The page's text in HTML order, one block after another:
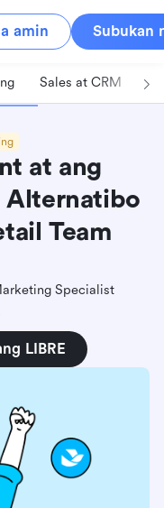
amin Subukan
Sales at CRM
at ang
Alternatibo
Team
Specialist
LIBRE